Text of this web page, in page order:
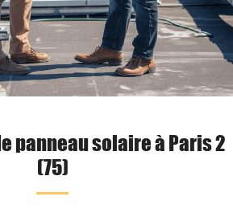
panneau solaire à Paris 2
(75)